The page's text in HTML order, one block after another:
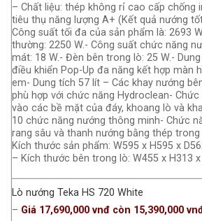
– Chất liệu: thép không rỉ cao cấp chống
tiêu thụ năng lượng A+ (Kết quả nướng
Công suất tối đa của sản phẩm là: 2693
thường: 2250 W.- Công suất chức năng
mát: 18 W.- Đèn bên trong lò: 25 W.-
điều khiển Pop-Up đa năng kết hợp màn
em- Dung tích 57 lít – Các khay nướng
phù hợp với chức năng Hydroclean-
vào các bề mặt của đáy, khoang lò và
10 chức năng nướng thông minh- Chức
rang sâu và thanh nướng bằng thép
Kích thước sản phẩm: W595 x H595 x
– Kích thước bên trong lò: W455 x H313
Lò nướng Teka HS 720 White
– Giá 17,690,000 vnđ còn 15,390,000